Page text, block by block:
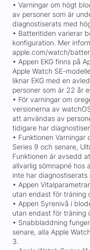
• Varningar om högt
av personer som är
diagnostiserats med
• Batteritiden varierar
konfiguration. Mer
apple.com/watch/
• Appen EKG finns på
Apple Watch SE-
liknar EKG med en
personer som är 22 år
• För varningar om
versionerna av
att användas av
tidigare har
• Funktionen Varningar
Series 9 och senare,
Funktionen är avsedd
allvarlig sömnapné hos
inte har diagnostiserats
• Appen
utan endast för träning
• Appen Syrenivå i
utan endast för träning
• Snabbladdning
senare, alla Apple
3.